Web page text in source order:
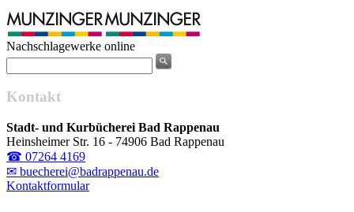
Nachschlagewerke online
Kontakt
Stadt- und Kurbücherei Bad Rappenau
Heinsheimer Str. 16 - 74906 Bad Rappenau
☎ 07264 4169
✉ buecherei@badrappenau.de
Kontaktformular